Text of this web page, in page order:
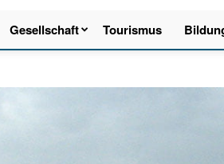
Gesellschaft Tourismus